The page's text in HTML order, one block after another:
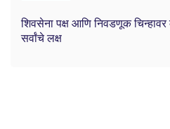
शिवसेना पक्ष आणि निवडणूक चिन्हावर
सर्वांचे लक्ष